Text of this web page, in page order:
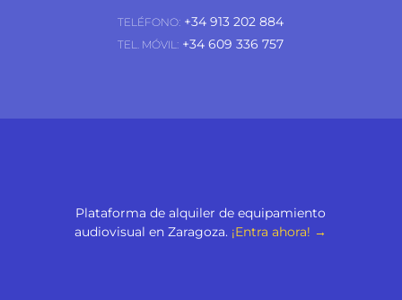
TELÉFONO: +34 913 202 884
TEL. MÓVIL: +34 609 336 757
Plataforma de alquiler de equipamiento
audiovisual en Zaragoza. ¡Entra ahora! →